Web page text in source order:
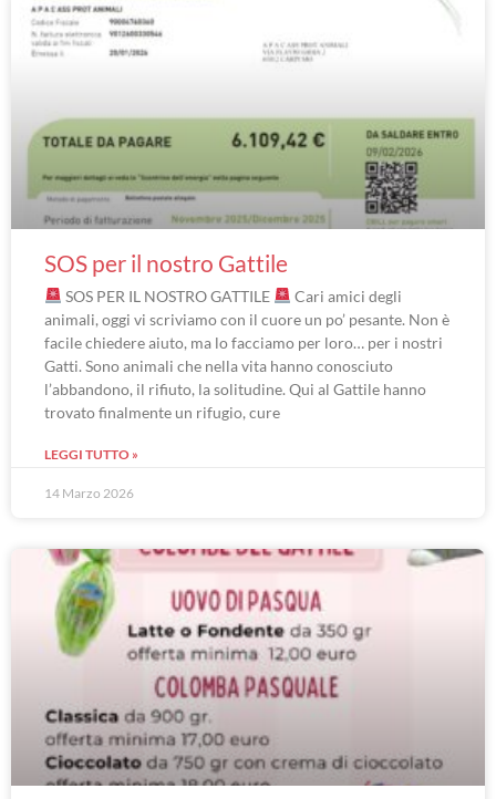
SOS per il nostro Gattile
SOS PER IL NOSTRO GATTILE
Cari amici degli
animali, oggi vi scriviamo con il cuore un po’ pesante. Non è
facile chiedere aiuto, ma lo facciamo per loro… per i nostri
Gatti. Sono animali che nella vita hanno conosciuto
l’abbandono, il rifiuto, la solitudine. Qui al Gattile hanno
trovato finalmente un rifugio, cure
LEGGI TUTTO »
14 Marzo 2026